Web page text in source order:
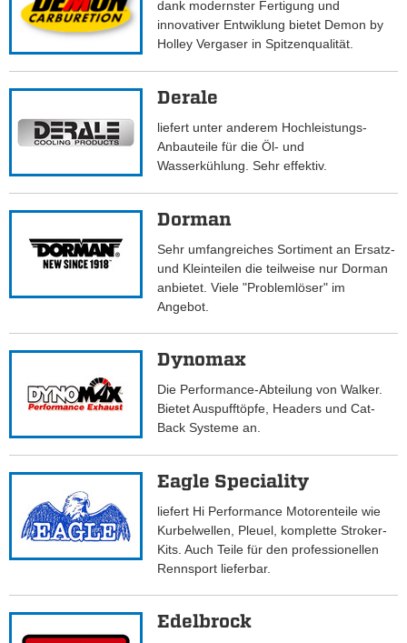
dank modernster Fertigung und
innovativer Entwiklung bietet Demon by
Holley Vergaser in Spitzenqualität.
Derale
liefert unter anderem Hochleistungs-
Anbauteile für die Öl- und
Wasserkühlung. Sehr effektiv.
Dorman
Sehr umfangreiches Sortiment an Ersatz-
und Kleinteilen die teilweise nur Dorman
anbietet. Viele "Problemlöser" im
Angebot.
Dynomax
Die Performance-Abteilung von Walker.
Bietet Auspufftöpfe, Headers und Cat-
Back Systeme an.
Eagle Speciality
liefert Hi Performance Motorenteile wie
Kurbelwellen, Pleuel, komplette Stroker-
Kits. Auch Teile für den professionellen
Rennsport lieferbar.
Edelbrock